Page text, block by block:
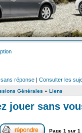
réponse | Consulter les
Générales » Liens
jouer sans
Page 1 sur 1